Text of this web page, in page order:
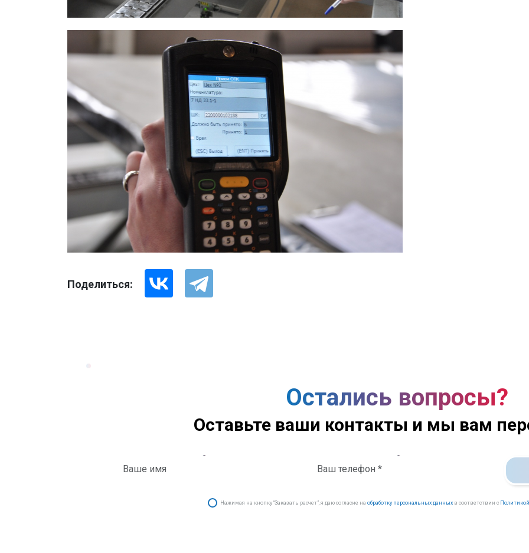
Поделиться:
Остались вопросы?
Оставьте ваши контакты и мы вам
Нажимая на кнопку “Заказать расчет”, я даю согласие на обработку персональных данных в соответствии с